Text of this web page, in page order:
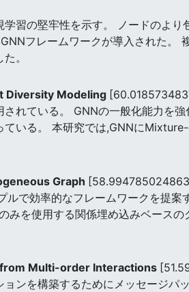
習の堅牢性を示す。 ノードのより
フレームワークが導入された。
。
Diversity Modeling
れている。 GNNの一般化能力を
ている。 本研究では,GNNに
Graph
で効率的なフレームワークを提案
を使用する関係埋め込みベースの
Multi-order Interactions
ンを構築するためにメッセージパ